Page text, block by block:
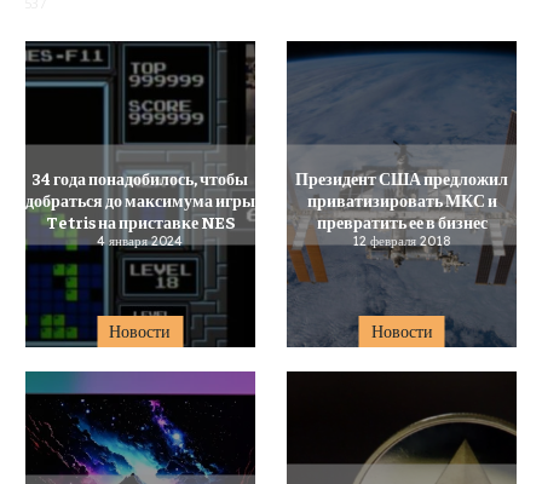
Новости
34 года понадобилось, чтобы
добраться до максимума игры
Tetris на приставке NES
4 января 2024
Новости
Президент США предложил
приватизировать МКС и
превратить ее в бизнес
12 февраля 2018